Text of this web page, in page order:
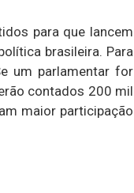
para que lancem
brasileira. Para
um parlamentar for
contados 200 mil
maior participação